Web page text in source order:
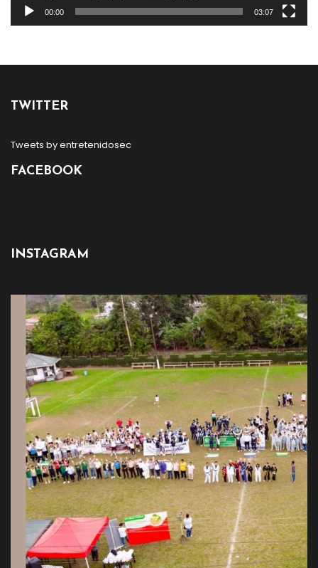
00:00 03:07
TWITTER
Tweets by entretenidosec
FACEBOOK
INSTAGRAM